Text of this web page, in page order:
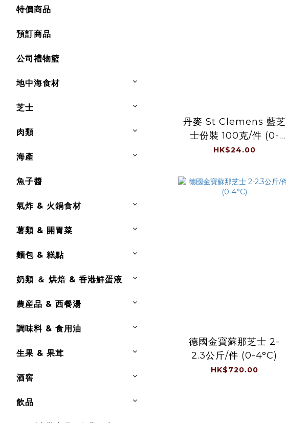
特價商品
預訂商品
公司禮物籃
地中海食材
芝士
肉類
海產
魚子醬
氣炸 & 火鍋食材
薯類 & 開胃菜
麵包 & 糕點
奶類 ＆ 烘焙 & 香港鮮蛋液
農産品 & 西餐湯
調味料 & 食用油
生果 & 果茸
酒窖
飲品
丹麥 St Clemens 藍芝
士份裝 100克/件 (0-
4°C)
HK$24.00
德國金寶蘇那芝士 2-
2.3公斤/件 (0-4°C)
HK$720.00